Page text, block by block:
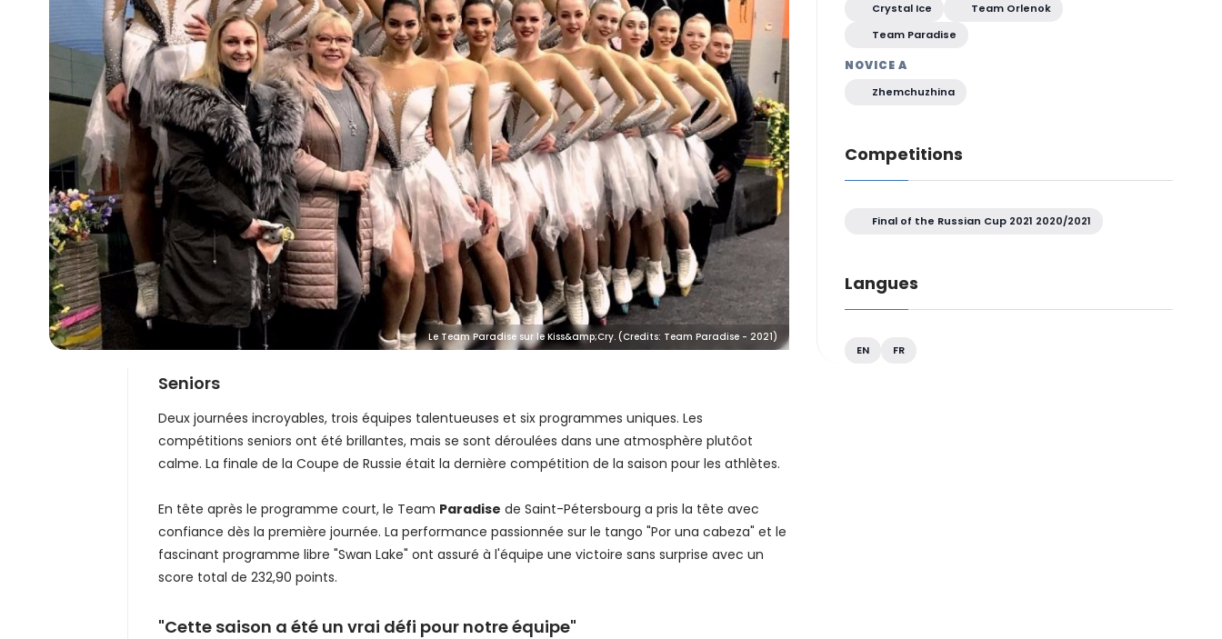
Le Team Paradise sur le Kiss&amp;Cry. (Credits: Team Paradise - 2021)
Seniors
Deux journées incroyables, trois équipes talentueuses et six programmes uniques. Les
compétitions seniors ont été brillantes, mais se sont déroulées dans une atmosphère plutôot
calme. La finale de la Coupe de Russie était la dernière compétition de la saison pour les athlètes.
En tête après le programme court, le Team Paradise de Saint-Pétersbourg a pris la tête avec
confiance dès la première journée. La performance passionnée sur le tango "Por una cabeza" et le
fascinant programme libre "Swan Lake" ont assuré à l'équipe une victoire sans surprise avec un
score total de 232,90 points.
"Cette saison a été un vrai défi pour notre équipe"
Crystal Ice
Team Orlenok
Team Paradise
NOVICE A
Zhemchuzhina
Competitions
Final of the Russian Cup 2021 2020/2021
Langues
EN FR